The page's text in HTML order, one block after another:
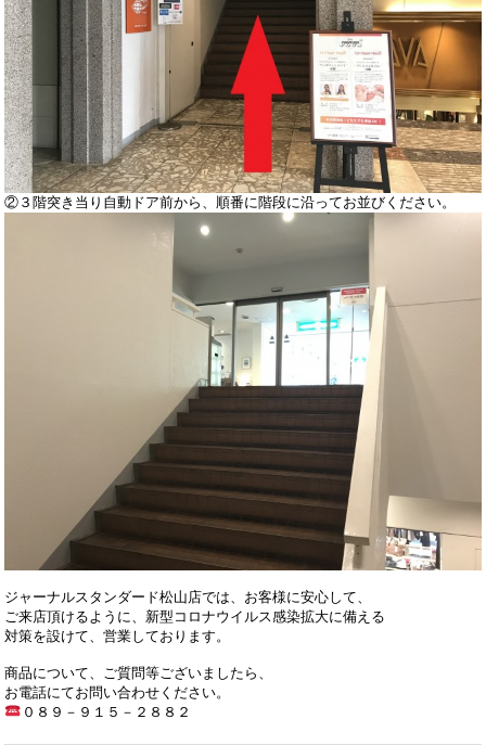
②３階突き当り自動ドア前から、順番に階段に沿ってお並びください。
ジャーナルスタンダード松山店では、お客様に安心して、
ご来店頂けるように、新型コロナウイルス感染拡大に備える
対策を設けて、営業しております。
商品について、ご質問等ございましたら、
お電話にてお問い合わせください。
０８９－９１５－２８８２